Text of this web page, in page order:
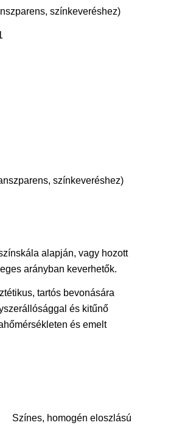
színkeveréshez)
színkeveréshez)
alapján, vagy hozott
arányban keverhetők.
tartós bevonására
és kitűnő
és emelt
Színes, homogén eloszlású